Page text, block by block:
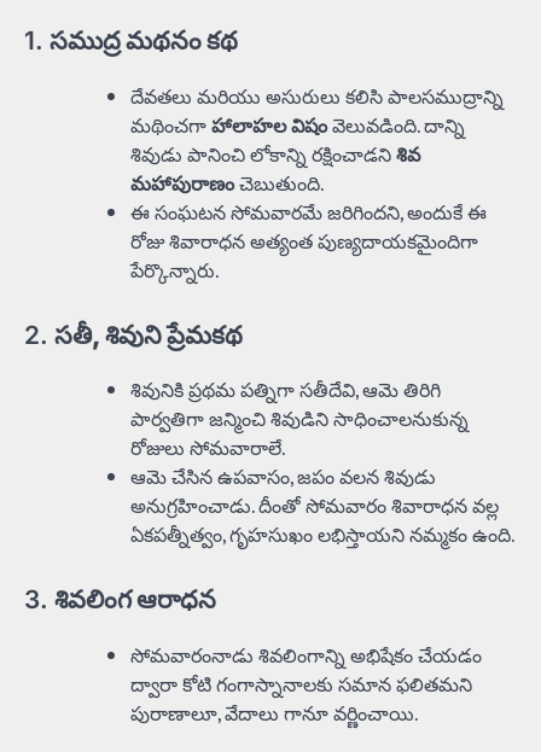
1. సముద్ర మథనం కథ
దేవతలు మరియు అసురులు కలిసి పాలసముద్రాన్ని
మథించగాహాలాహల విషంవెలువడింది. దాన్ని
శివుడు పానించి లోకాన్ని రక్షించాడనిశివ
మహాపురాణంచెబుతుంది.
ఈ సంఘటన సోమవారమే జరిగిందని, అందుకే ఈ
రోజు శివారాధన అత్యంత పుణ్యదాయకమైందిగా
పేర్కొన్నారు.
2. సతీ, శివుని ప్రేమకథ
శివునికి ప్రథమ పత్నిగా సతీదేవి, ఆమె తిరిగి
పార్వతిగా జన్మించి శివుడిని సాధించాలనుకున్న
రోజులు సోమవారాలే.
ఆమె చేసిన ఉపవాసం, జపం వలన శివుడు
అనుగ్రహించాడు. దీంతో సోమవారం శివారాధన వల్ల
ఏకపత్నీత్వం, గృహసుఖం లభిస్తాయని నమ్మకం ఉంది.
3. శివలింగ ఆరాధన
సోమవారంనాడు శివలింగాన్ని అభిషేకం చేయడం
ద్వారా కోటి గంగాస్నానాలకు సమాన ఫలితమని
పురాణాలూ, వేదాలు గానూ వర్ణించాయి.